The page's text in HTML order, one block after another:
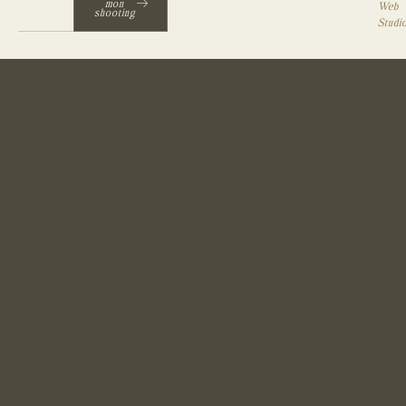
mon
shooting
Web